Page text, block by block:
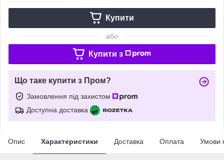
Купити
або
Купити з
Що таке купити з Пром?
Замовлення під захистом
Доступна доставка
Опис Характеристики Доставка Оплата Умови